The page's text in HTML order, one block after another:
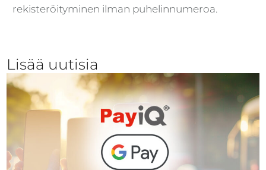
rekisteröityminen ilman puhelinnumeroa.
Lisää uutisia